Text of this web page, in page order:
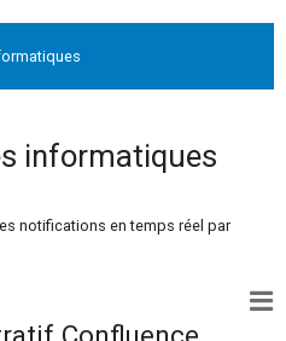
informatiques
notifications en temps réel par